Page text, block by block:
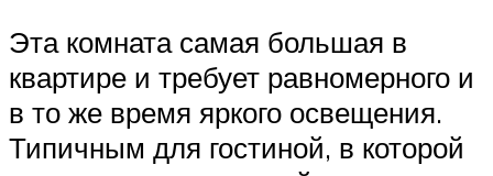
Эта комната самая большая в
квартире и требует равномерного и
в то же время яркого освещения.
Типичным для гостиной, в которой